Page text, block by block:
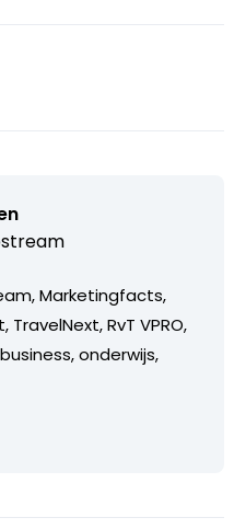
Marketingfacts,
RvT VPRO,
onderwijs,